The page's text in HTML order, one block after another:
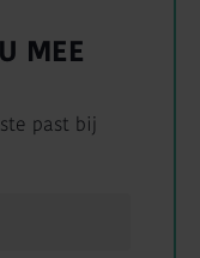
MEE
past bij